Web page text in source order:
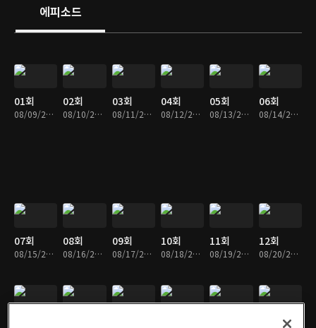
에피소드
01회
08/09/2021 • 27분
02회
08/10/2021 • 28분
03회
08/11/2021 • 28분
04회
08/12/2021 • 27분
05회
08/13/2021 • 27분
06회
08/14/2021 • 26분
07회
08/15/2021 • 30분
08회
08/16/2021 • 27분
09회
08/17/2021 • 29분
10회
08/18/2021 • 27분
11회
08/19/2021 • 27분
12회
08/20/2021 • 27분